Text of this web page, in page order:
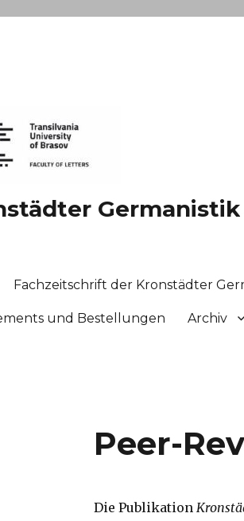
Germanistik
Fachzeitschrift der Kronstädter
und Bestellungen Archiv
Peer-
Die Publikation